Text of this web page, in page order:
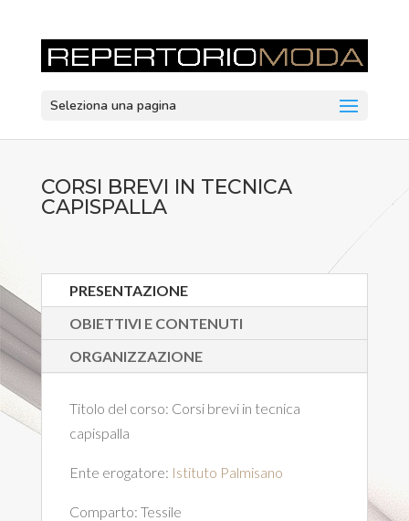
Seleziona una pagina
CORSI BREVI IN TECNICA
CAPISPALLA
PRESENTAZIONE
OBIETTIVI E CONTENUTI
ORGANIZZAZIONE
Titolo del corso: Corsi brevi in tecnica
capispalla
Ente erogatore: Istituto Palmisano
Comparto: Tessile